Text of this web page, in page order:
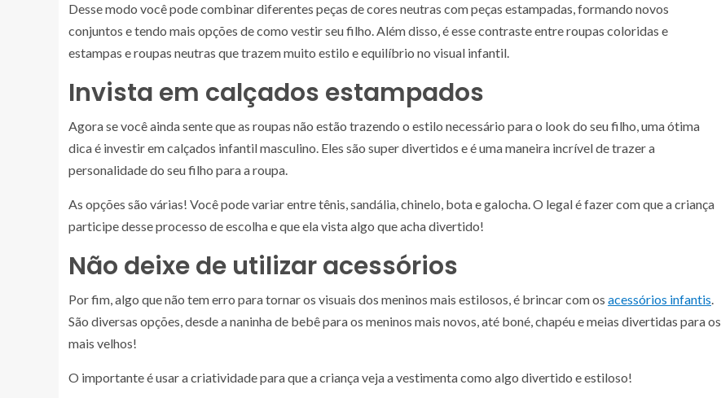
Desse modo você pode combinar diferentes peças de cores neutras com peças estampadas, formando novos
conjuntos e tendo mais opções de como vestir seu filho. Além disso, é esse contraste entre roupas coloridas e
estampas e roupas neutras que trazem muito estilo e equilíbrio no visual infantil.
Invista em calçados estampados
Agora se você ainda sente que as roupas não estão trazendo o estilo necessário para o look do seu filho, uma ótima
dica é investir em calçados infantil masculino. Eles são super divertidos e é uma maneira incrível de trazer a
personalidade do seu filho para a roupa.
As opções são várias! Você pode variar entre tênis, sandália, chinelo, bota e galocha. O legal é fazer com que a criança
participe desse processo de escolha e que ela vista algo que acha divertido!
Não deixe de utilizar acessórios
Por fim, algo que não tem erro para tornar os visuais dos meninos mais estilosos, é brincar com os acessórios infantis.
São diversas opções, desde a naninha de bebê para os meninos mais novos, até boné, chapéu e meias divertidas para os
mais velhos!
O importante é usar a criatividade para que a criança veja a vestimenta como algo divertido e estiloso!